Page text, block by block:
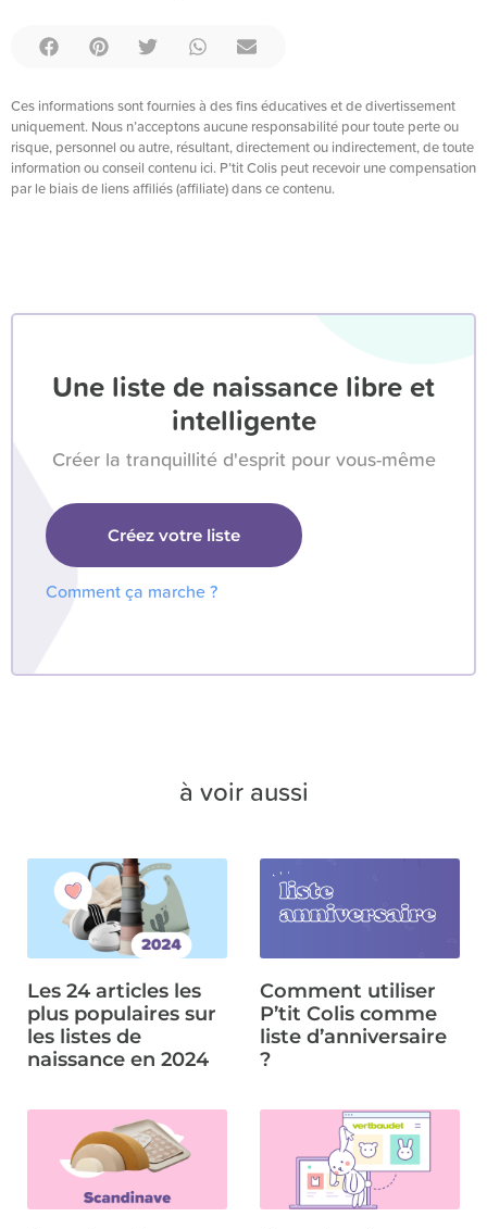
Ces informations sont fournies à des fins éducatives et de divertissement
uniquement. Nous n’acceptons aucune responsabilité pour toute perte ou
risque, personnel ou autre, résultant, directement ou indirectement, de toute
information ou conseil contenu ici. P’tit Colis peut recevoir une compensation
par le biais de liens affiliés (affiliate) dans ce contenu.
Une liste de naissance libre et
intelligente
Créer la tranquillité d'esprit pour vous-même
Créez votre liste
Comment ça marche ?
à voir aussi
Les 24 articles les
plus populaires sur
les listes de
naissance en 2024
Comment utiliser
P’tit Colis comme
liste d’anniversaire
?